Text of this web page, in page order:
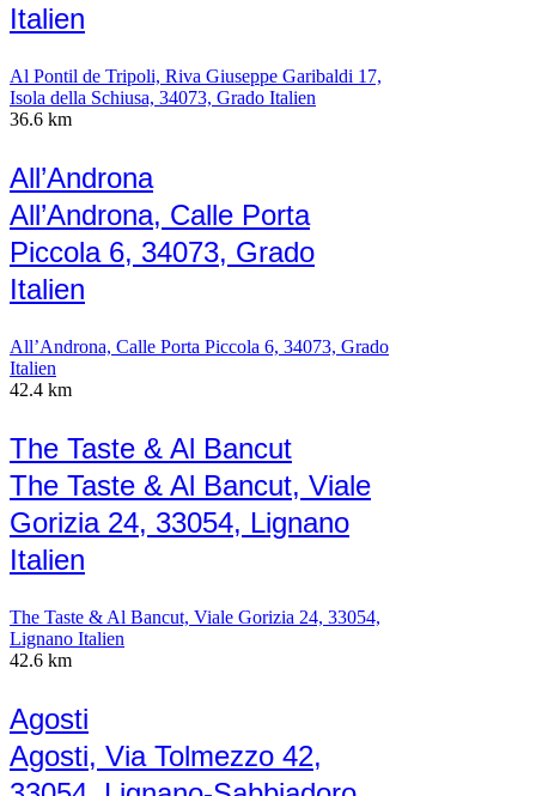
Italien
Al Pontil de Tripoli, Riva Giuseppe Garibaldi 17,
Isola della Schiusa, 34073, Grado Italien
36.6 km
All’Androna
All’Androna, Calle Porta
Piccola 6, 34073, Grado
Italien
All’Androna, Calle Porta Piccola 6, 34073, Grado
Italien
42.4 km
The Taste & Al Bancut
The Taste & Al Bancut, Viale
Gorizia 24, 33054, Lignano
Italien
The Taste & Al Bancut, Viale Gorizia 24, 33054,
Lignano Italien
42.6 km
Agosti
Agosti, Via Tolmezzo 42,